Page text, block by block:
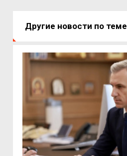
Другие новости по теме